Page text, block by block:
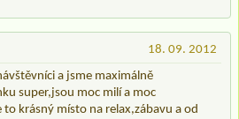
18. 09. 2012
a jsme maximálně
super,jsou moc milí a moc
krásný místo na relax,zábavu a od